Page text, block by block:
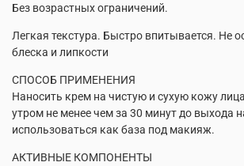
Без возрастных ограничений.
Легкая текстура. Быстро впитывается. Не
блеска и липкости
СПОСОБ ПРИМЕНЕНИЯ
Наносить крем на чистую и сухую кожу
утром не менее чем за 30 минут до выхода
использоваться как база под макияж.
АКТИВНЫЕ КОМПОНЕНТЫ